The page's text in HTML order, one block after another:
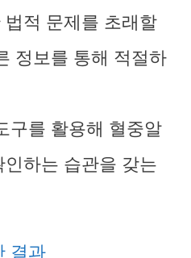
적 문제를 초래할
정보를 통해 적절하
구를 활용해 혈중알
하는 습관을 갖는
결과